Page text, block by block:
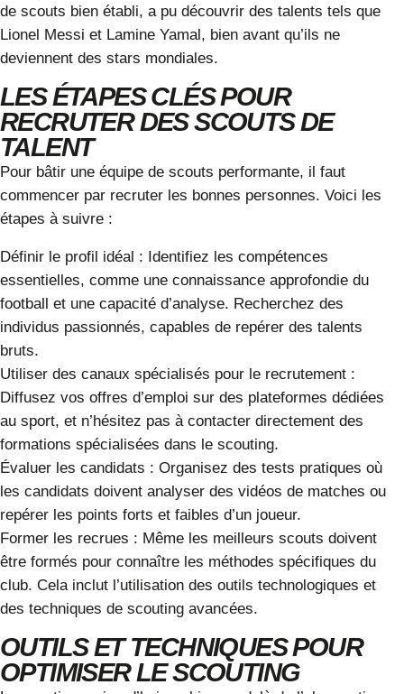
de scouts bien établi, a pu découvrir des talents tels que
Lionel Messi et Lamine Yamal, bien avant qu’ils ne
deviennent des stars mondiales.
LES ÉTAPES CLÉS POUR
RECRUTER DES SCOUTS DE
TALENT
Pour bâtir une équipe de scouts performante, il faut
commencer par recruter les bonnes personnes. Voici les
étapes à suivre :
Définir le profil idéal : Identifiez les compétences
essentielles, comme une connaissance approfondie du
football et une capacité d’analyse. Recherchez des
individus passionnés, capables de repérer des talents
bruts.
Utiliser des canaux spécialisés pour le recrutement :
Diffusez vos offres d’emploi sur des plateformes dédiées
au sport, et n’hésitez pas à contacter directement des
formations spécialisées dans le scouting.
Évaluer les candidats : Organisez des tests pratiques où
les candidats doivent analyser des vidéos de matches ou
repérer les points forts et faibles d’un joueur.
Former les recrues : Même les meilleurs scouts doivent
être formés pour connaître les méthodes spécifiques du
club. Cela inclut l’utilisation des outils technologiques et
des techniques de scouting avancées.
OUTILS ET TECHNIQUES POUR
OPTIMISER LE SCOUTING